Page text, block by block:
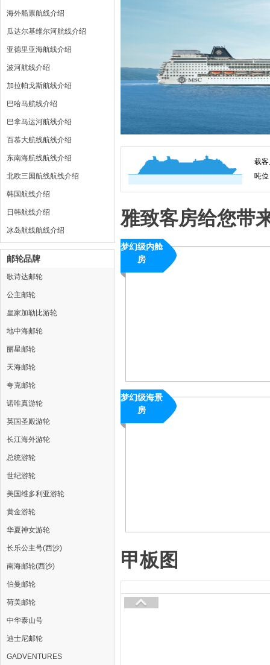
海外船票航线介绍
瓜达尔基维尔河航线介绍
亚德里亚海航线介绍
波河航线介绍
加拉帕戈斯航线介绍
巴哈马航线介绍
巴拿马运河航线介绍
百慕大航线航线介绍
东南海航线航线介绍
北欧三国航线航线介绍
韩国航线介绍
日韩航线介绍
冰岛航线航线介绍
邮轮品牌
歌诗达邮轮
公主邮轮
皇家加勒比游轮
地中海邮轮
丽星邮轮
天海邮轮
夸克邮轮
诺唯真游轮
英国圣殿游轮
长江海外游轮
总统游轮
世纪游轮
美国维多利亚游轮
黄金游轮
华夏神女游轮
长乐公主号(西沙)
南海邮轮(西沙)
伯曼邮轮
荷美邮轮
中华泰山号
迪士尼邮轮
GADVENTURES
载
吨
雅致客房给您带
梦幻级内舱
房
梦幻级海景
房
甲板图